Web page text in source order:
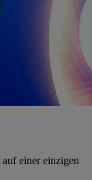
einer einzigen